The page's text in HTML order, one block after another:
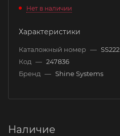
Нет в наличии
Характеристики
Каталожный номер — SS222
Код — 247836
Бренд — Shine Systems
Наличие